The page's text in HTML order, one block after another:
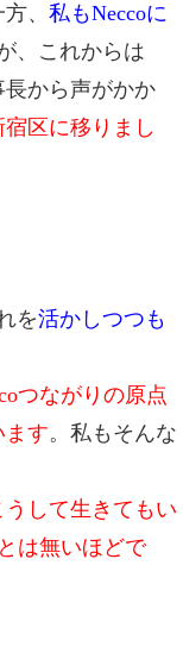
、 私もNeccoに
、これからは
長から声がかか
宿区に移りまし
を活かしつつも
つながりの原点
ます。私もそんな
して生きてもい
は無いほどで